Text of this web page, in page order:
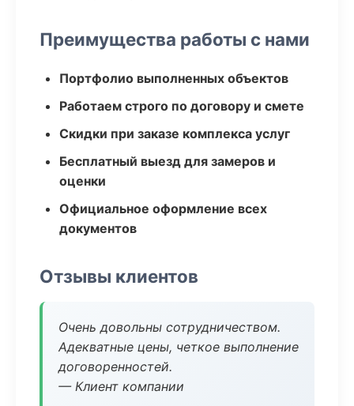
Преимущества работы с нами
Портфолио выполненных объектов
Работаем строго по договору и смете
Скидки при заказе комплекса услуг
Бесплатный выезд для замеров и
оценки
Официальное оформление всех
документов
Отзывы клиентов
Очень довольны сотрудничеством.
Адекватные цены, четкое выполнение
договоренностей.
— Клиент компании